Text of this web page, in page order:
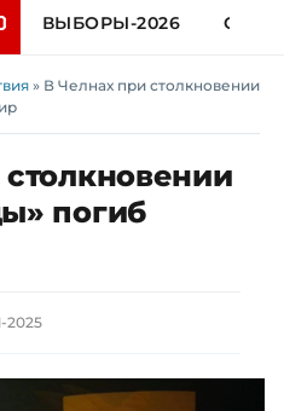
ВЫБОРЫ-2026
» В Челнах при столкновении
погиб
2025